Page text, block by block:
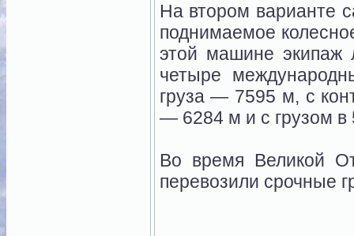
На втором варианте
поднимаемое
этой машине экипаж
четыре
груза — 7595 м, с
— 6284 м и с грузом
Во время Великой
перевозили срочные